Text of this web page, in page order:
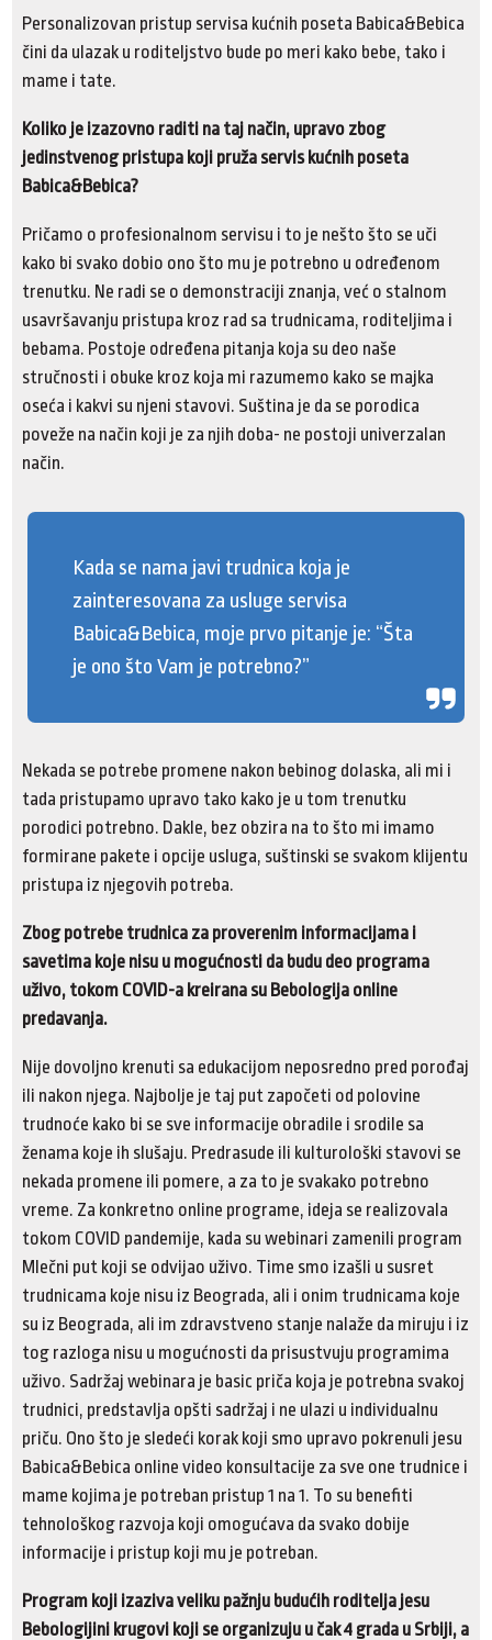
Personalizovan pristup servisa kućnih poseta Babica&Bebica
čini da ulazak u roditeljstvo bude po meri kako bebe, tako i
mame i tate.
Koliko je izazovno raditi na taj način, upravo zbog
jedinstvenog pristupa koji pruža servis kućnih poseta
Babica&Bebica?
Pričamo o profesionalnom servisu i to je nešto što se uči
kako bi svako dobio ono što mu je potrebno u određenom
trenutku. Ne radi se o demonstraciji znanja, već o stalnom
usavršavanju pristupa kroz rad sa trudnicama, roditeljima i
bebama. Postoje određena pitanja koja su deo naše
stručnosti i obuke kroz koja mi razumemo kako se majka
oseća i kakvi su njeni stavovi. Suština je da se porodica
poveže na način koji je za njih doba- ne postoji univerzalan
način.
Kada se nama javi trudnica koja je
zainteresovana za usluge servisa
Babica&Bebica, moje prvo pitanje je: “Šta
je ono što Vam je potrebno?”
Nekada se potrebe promene nakon bebinog dolaska, ali mi i
tada pristupamo upravo tako kako je u tom trenutku
porodici potrebno. Dakle, bez obzira na to što mi imamo
formirane pakete i opcije usluga, suštinski se svakom klijentu
pristupa iz njegovih potreba.
Zbog potrebe trudnica za proverenim informacijama i
savetima koje nisu u mogućnosti da budu deo programa
uživo, tokom COVID-a kreirana su Bebologija online
predavanja.
Nije dovoljno krenuti sa edukacijom neposredno pred porođaj
ili nakon njega. Najbolje je taj put započeti od polovine
trudnoće kako bi se sve informacije obradile i srodile sa
ženama koje ih slušaju. Predrasude ili kulturološki stavovi se
nekada promene ili pomere, a za to je svakako potrebno
vreme. Za konkretno online programe, ideja se realizovala
tokom COVID pandemije, kada su webinari zamenili program
Mlečni put koji se odvijao uživo. Time smo izašli u susret
trudnicama koje nisu iz Beograda, ali i onim trudnicama koje
su iz Beograda, ali im zdravstveno stanje nalaže da miruju i iz
tog razloga nisu u mogućnosti da prisustvuju programima
uživo. Sadržaj webinara je basic priča koja je potrebna svakoj
trudnici, predstavlja opšti sadržaj i ne ulazi u individualnu
priču. Ono što je sledeći korak koji smo upravo pokrenuli jesu
Babica&Bebica online video konsultacije za sve one trudnice i
mame kojima je potreban pristup 1 na 1. To su benefiti
tehnološkog razvoja koji omogućava da svako dobije
informacije i pristup koji mu je potreban.
Program koji izaziva veliku pažnju budućih roditelja jesu
Bebologijini krugovi koji se organizuju u čak 4 grada u Srbiji, a